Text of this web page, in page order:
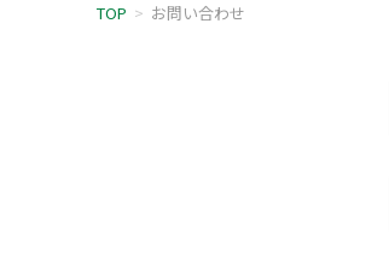
TOP > お問い合わせ